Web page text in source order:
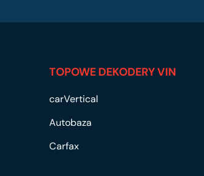
TOPOWE DEKODERY VIN
carVertical
Autobaza
Carfax